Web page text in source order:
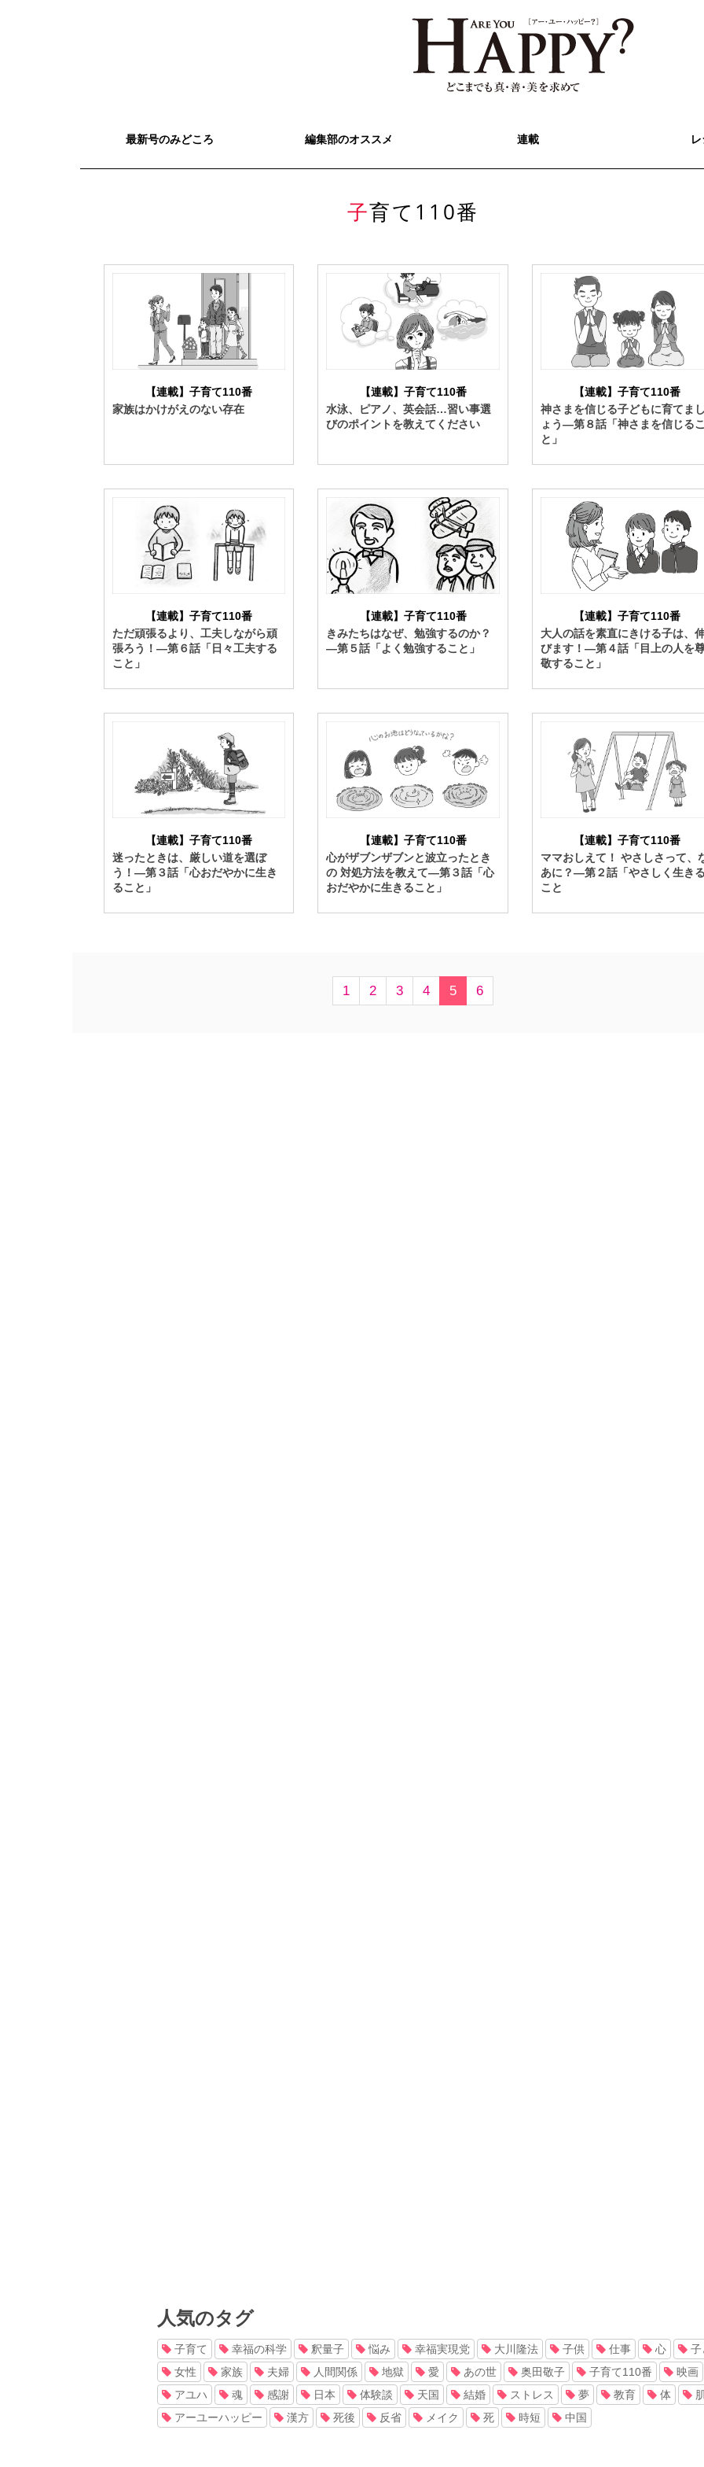
最新号のみどころ 編集部のオススメ 連載
子育て110番
【連載】子育て110番
家族はかけがえのない存在
【連載】子育て110番
水泳、ピアノ、英会話…習い事選
びのポイントを教えてください
【連載】子育て110番
神さまを信じる子どもに育てま
ょう―第８話「神さまを信じる
と」
【連載】子育て110番
ただ頑張るより、工夫しながら頑
張ろう！―第６話「日々工夫する
こと」
【連載】子育て110番
きみたちはなぜ、勉強するのか？
―第５話「よく勉強すること」
【連載】子育て110番
大人の話を素直にきける子は、
びます！―第４話「目上の人を
敬すること」
【連載】子育て110番
迷ったときは、厳しい道を選ぼ
う！―第３話「心おだやかに生き
ること」
【連載】子育て110番
心がザブンザブンと波立ったとき
の 対処方法を教えて―第３話「心
おだやかに生きること」
【連載】子育て110番
ママおしえて！ やさしさって、
あに？―第２話「やさしく生き
こと
1 2 3 4 5 6
人気のタグ
子育て 幸福の科学 釈量子 悩み 幸福実現党 大川隆法 子供 仕事 心
子
女性
家族 夫婦 人間関係 地獄 愛 あの世 奥田敬子 子育て110番
映画
アユハ
魂 感謝 日本 体験談 天国 結婚 ストレス 夢 教育 体
アーユーハッピー
漢方 死後 反省 メイク 死 時短 中国